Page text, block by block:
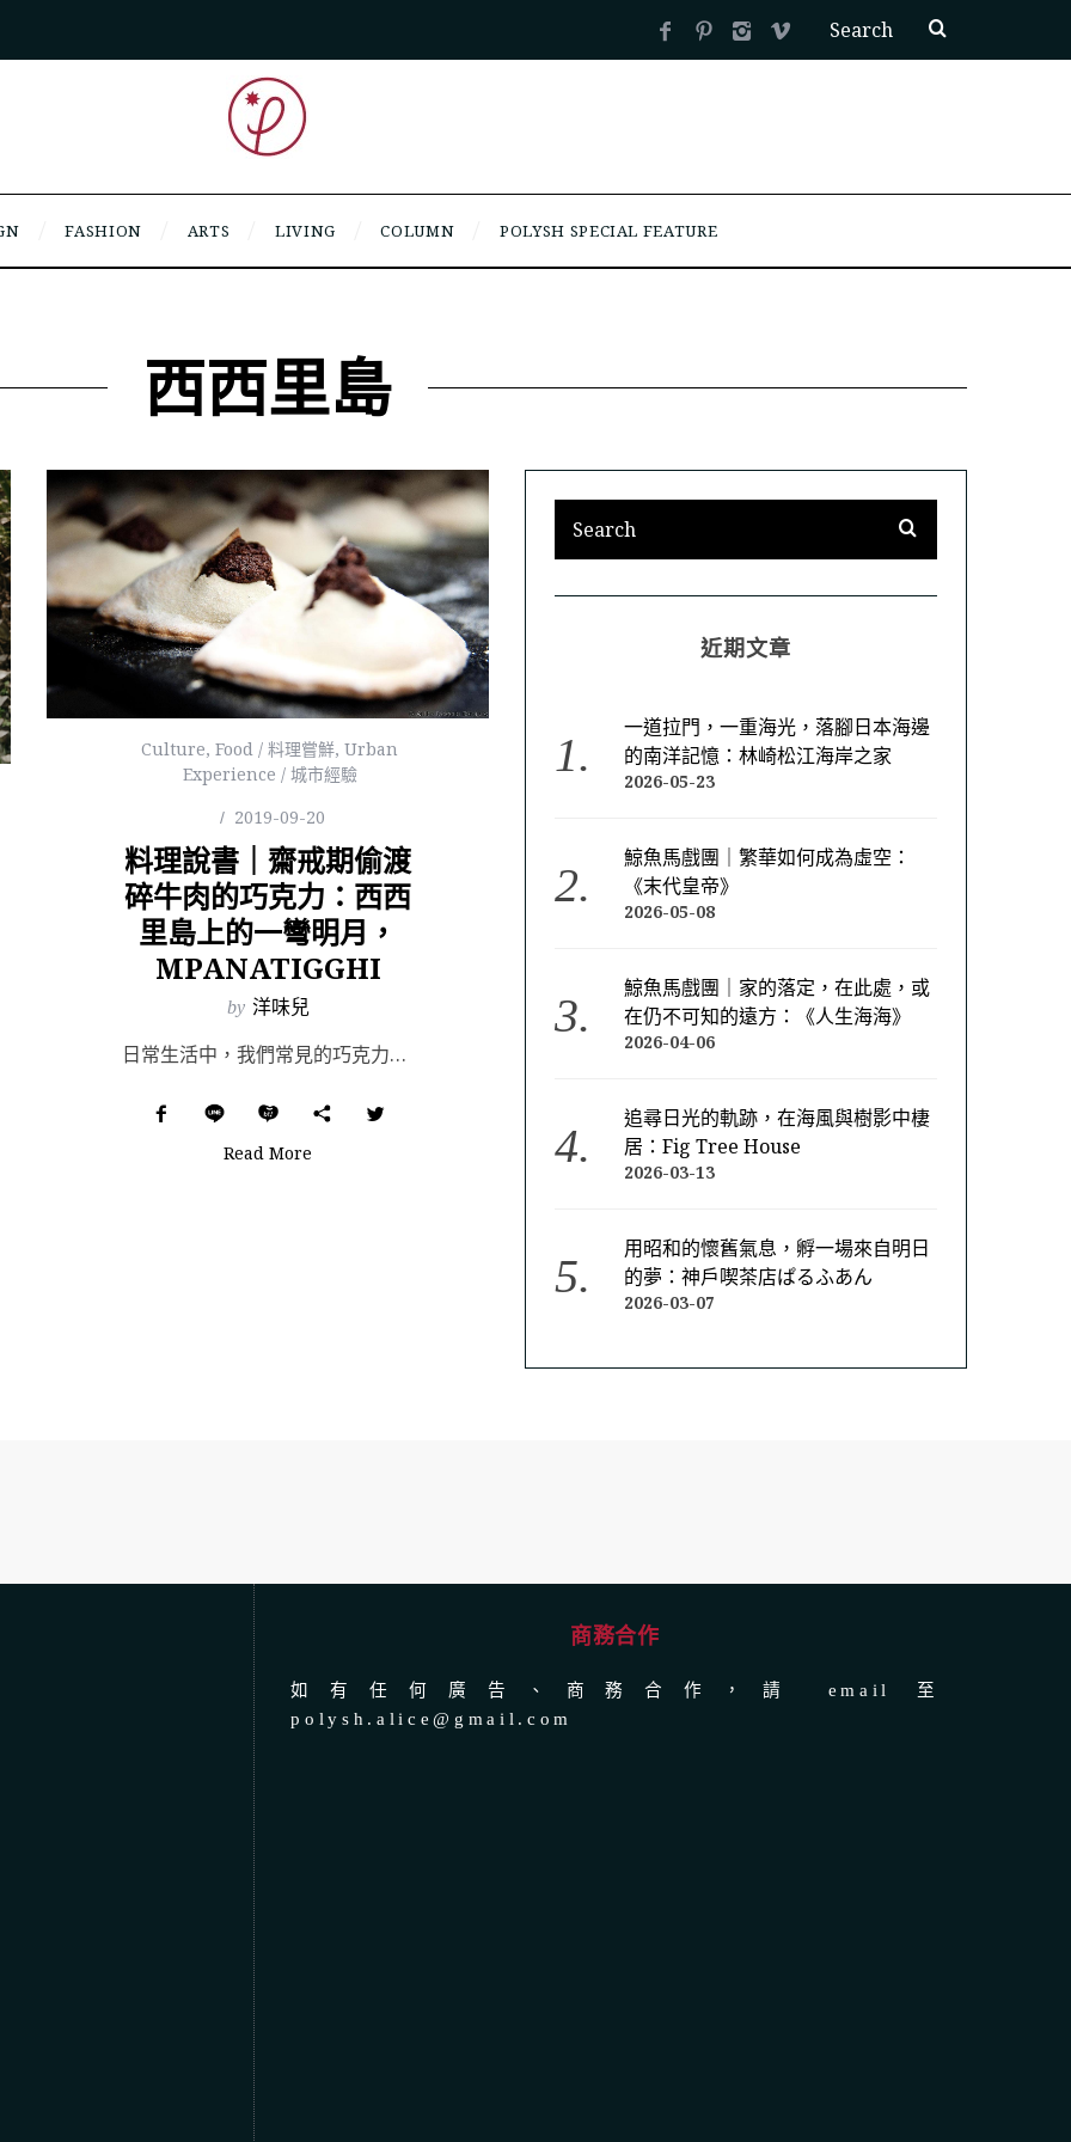
FASHION ARTS LIVING COLUMN POLYSH SPECIAL FEATURE
西西里島
Culture, Food / 料理嘗鮮, Urban
Experience / 城市經驗
2019-09-20
料理說書｜齋戒期偷渡
碎牛肉的巧克力：西西
里島上的一彎明月，
MPANATIGGHI
by 洋味兒
日常生活中，我們常見的巧克力口感大多都是看得見綿密，吃得到滑順，人們追求一種「融於口中」的柔軟質地，...
Read More
近期文章
一道拉門，一重海光，落腳日本海邊
的南洋記憶：林崎松江海岸之家
2026-05-23
鯨魚馬戲團｜繁華如何成為虛空：
《末代皇帝》
2026-05-08
鯨魚馬戲團｜家的落定，在此處，或
在仍不可知的遠方：《人生海海》
2026-04-06
追尋日光的軌跡，在海風與樹影中棲
居：Fig Tree House
2026-03-13
用昭和的懷舊氣息，孵一場來自明日
的夢：神戶喫茶店ぱるふあん
2026-03-07
商務合作
如有任何廣告、商務合作，請 email 至
polysh.alice@gmail.com